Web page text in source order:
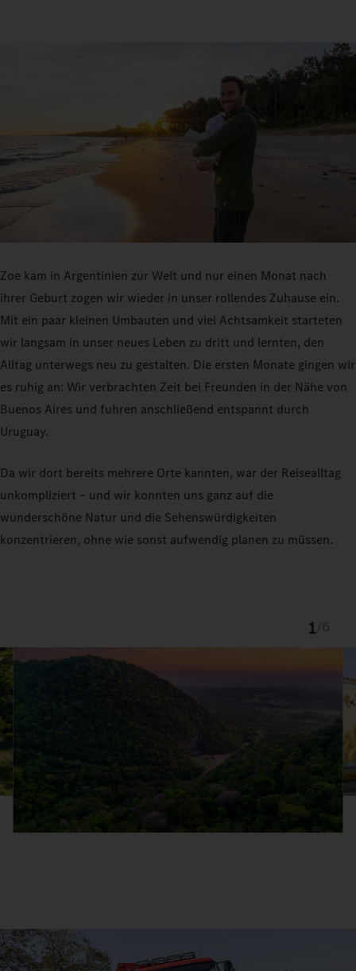
Zoe kam in Argentinien zur Welt und nur einen Monat nach
ihrer Geburt zogen wir wieder in unser rollendes Zuhause ein.
Mit ein paar kleinen Umbauten und viel Achtsamkeit starteten
wir langsam in unser neues Leben zu dritt und lernten, den
Alltag unterwegs neu zu gestalten. Die ersten Monate gingen wir
es ruhig an: Wir verbrachten Zeit bei Freunden in der Nähe von
Buenos Aires und fuhren anschließend entspannt durch
Uruguay.
Da wir dort bereits mehrere Orte kannten, war der Reisealltag
unkompliziert – und wir konnten uns ganz auf die
wunderschöne Natur und die Sehenswürdigkeiten
konzentrieren, ohne wie sonst aufwendig planen zu müssen.
1